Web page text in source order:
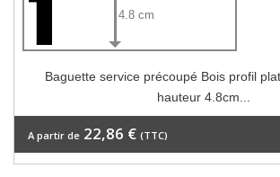
4.8 cm
Baguette service précoupé Bois profil
hauteur 4.8cm...
A partir de 22,86 € (TTC)